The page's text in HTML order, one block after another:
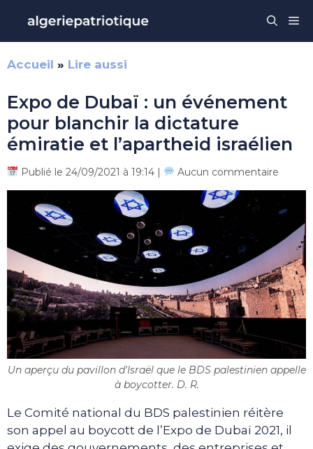
contenu
Accueil » Lire aussi
Expo de Dubaï : un événement
pour blanchir la dictature
émiratie et l’apartheid israélien
Publié le 24/09/2021 à 19:14 | Aucun commentaire
Un aperçu du pavillon d'Israël que le BDS palestinien appelle
à boycotter. D. R.
Le Comité national du BDS palestinien réitère
son appel au boycott de l’Expo de Dubaï 2021, il